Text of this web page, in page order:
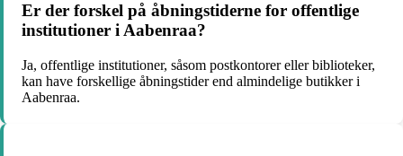
Er der forskel på åbningstiderne for offentlige
institutioner i Aabenraa?
Ja, offentlige institutioner, såsom postkontorer eller biblioteker,
kan have forskellige åbningstider end almindelige butikker i
Aabenraa.